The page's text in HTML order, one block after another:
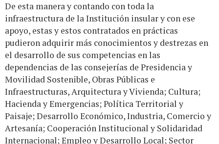
De esta manera y contando con toda la
infraestructura de la Institución insular y con ese
apoyo, estas y estos contratados en prácticas
pudieron adquirir más conocimientos y destrezas en
el desarrollo de sus competencias en las
dependencias de las consejerías de Presidencia y
Movilidad Sostenible, Obras Públicas e
Infraestructuras, Arquitectura y Vivienda; Cultura;
Hacienda y Emergencias; Política Territorial y
Paisaje; Desarrollo Económico, Industria, Comercio y
Artesanía; Cooperación Institucional y Solidaridad
Internacional; Empleo y Desarrollo Local; Sector